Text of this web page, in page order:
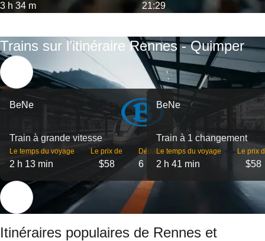
3 h 34 m 21:29
Trains sur l’itinéraire Rennes - Quimper
BeNe
Train à grande vitesse
Le temps du voyage
2 h 13 min
Le prix de
$58
Départs
6
BeNe
Train à 1 changement
Le temps du voyage
2 h 41 min
Le prix
$58
Itinéraires populaires de Rennes et